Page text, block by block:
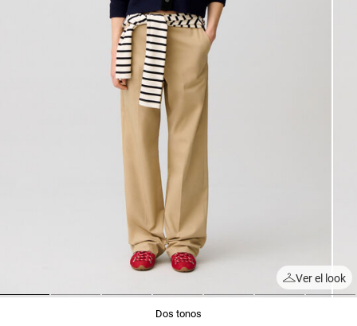
Ver el look
dos tonos